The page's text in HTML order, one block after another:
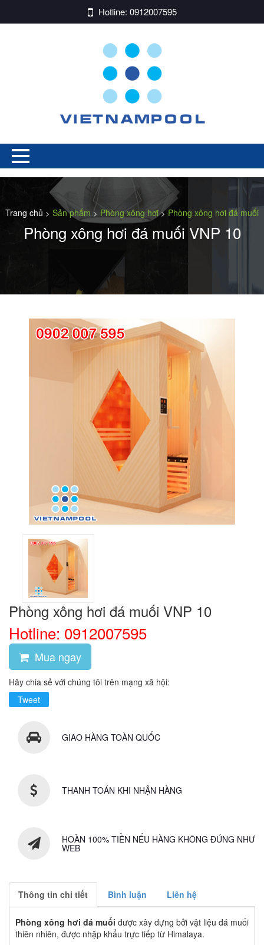
Hotline: 0912007595
Trang chủ > Sản phẩm> Phòng xông hơi>Phòng xông hơi đá muối
Phòng xông hơi đá muối VNP 10
Phòng xông hơi đá muối VNP 10
Hotline: 0912007595
Mua ngay
Hãy chia sẻ với chúng tôi trên mạng xã hội:
Tweet
GIAO HÀNG TOÀN QUỐC
THANH TOÁN KHI NHẬN HÀNG
HOÀN 100% TIỀN NẾU HÀNG KHÔNG ĐÚNG NHƯ
WEB
Thông tin chi tiết Bình luận Liên hệ
Phòng xông hơi đá muối được xây dựng bởi vật liệu đá muối
thiên nhiên, được nhập khẩu trực tiếp từ Himalaya.